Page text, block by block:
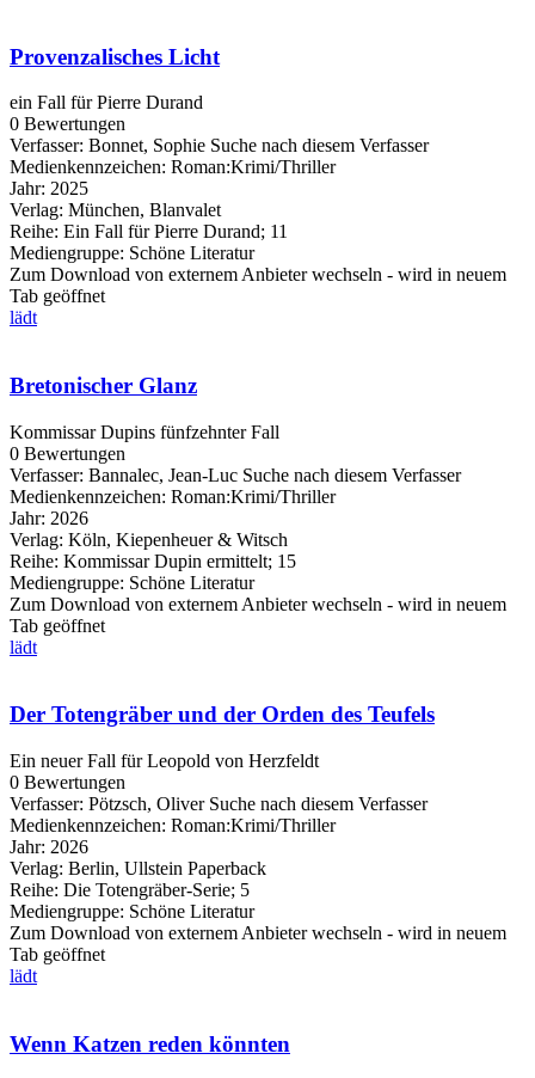
Provenzalisches Licht
ein Fall für Pierre Durand
0 Bewertungen
Verfasser: Bonnet, Sophie Suche nach diesem Verfasser
Medienkennzeichen: Roman:Krimi/Thriller
Jahr: 2025
Verlag: München, Blanvalet
Reihe: Ein Fall für Pierre Durand; 11
Mediengruppe: Schöne Literatur
Zum Download von externem Anbieter wechseln - wird in neuem
Tab geöffnet
lädt
Bretonischer Glanz
Kommissar Dupins fünfzehnter Fall
0 Bewertungen
Verfasser: Bannalec, Jean-Luc Suche nach diesem Verfasser
Medienkennzeichen: Roman:Krimi/Thriller
Jahr: 2026
Verlag: Köln, Kiepenheuer & Witsch
Reihe: Kommissar Dupin ermittelt; 15
Mediengruppe: Schöne Literatur
Zum Download von externem Anbieter wechseln - wird in neuem
Tab geöffnet
lädt
Der Totengräber und der Orden des Teufels
Ein neuer Fall für Leopold von Herzfeldt
0 Bewertungen
Verfasser: Pötzsch, Oliver Suche nach diesem Verfasser
Medienkennzeichen: Roman:Krimi/Thriller
Jahr: 2026
Verlag: Berlin, Ullstein Paperback
Reihe: Die Totengräber-Serie; 5
Mediengruppe: Schöne Literatur
Zum Download von externem Anbieter wechseln - wird in neuem
Tab geöffnet
lädt
Wenn Katzen reden könnten